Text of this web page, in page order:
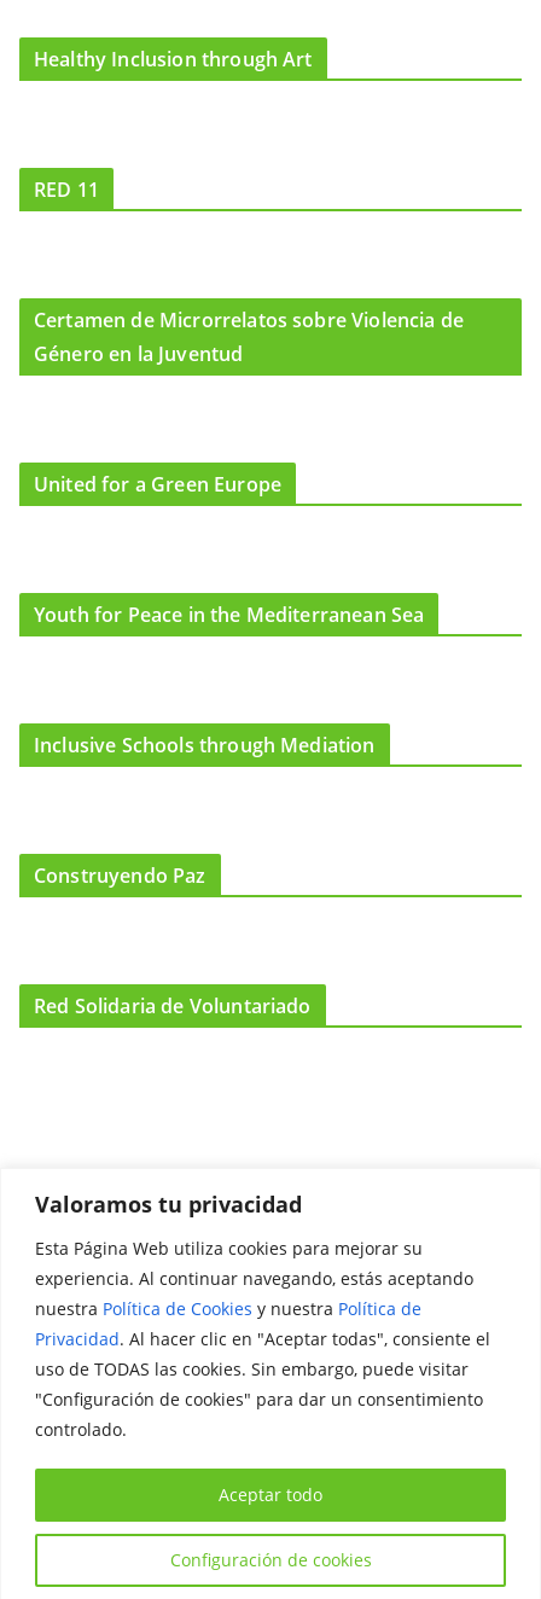
Valoramos tu privacidad
Esta Página Web utiliza cookies para mejorar su
experiencia. Al continuar navegando, estás aceptando
nuestra Política de Cookies y nuestra Política de
Privacidad. Al hacer clic en "Aceptar todas", consiente el
uso de TODAS las cookies. Sin embargo, puede visitar
"Configuración de cookies" para dar un consentimiento
controlado.
Configuración de cookies
Aceptar todo
Healthy Inclusion through Art
RED 11
Certamen de Microrrelatos sobre Violencia de
Género en la Juventud
United for a Green Europe
Youth for Peace in the Mediterranean Sea
Inclusive Schools through Mediation
Construyendo Paz
Red Solidaria de Voluntariado
Promociónate
Legal
Aviso Legal
Política de Privacidad
Política de Cookies
Copyright © 2026Iniciativa Internacional Joven